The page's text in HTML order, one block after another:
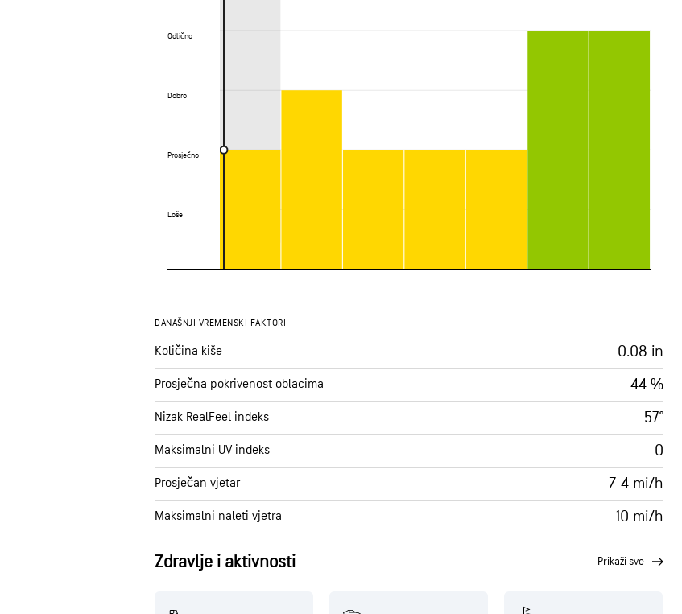
Odlično
Dobro
Prosječno
Loše
Odlično
Dobro
Prosječno
Loše
DANAŠNJI VREMENSKI FAKTORI
Količina kiše 0.08 in
Prosječna pokrivenost oblacima 44 %
Nizak RealFeel indeks 57°
Maksimalni UV indeks 0
Prosječan vjetar Z 4 mi/h
Maksimalni naleti vjetra 10 mi/h
Zdravlje i aktivnosti prikaži sve